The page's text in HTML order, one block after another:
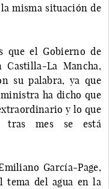
misma situación de
que el Gobierno de
Castilla-La Mancha,
su palabra, ya que
ha dicho que
y lo que
tras mes se está
García-Page,
tema del agua en la